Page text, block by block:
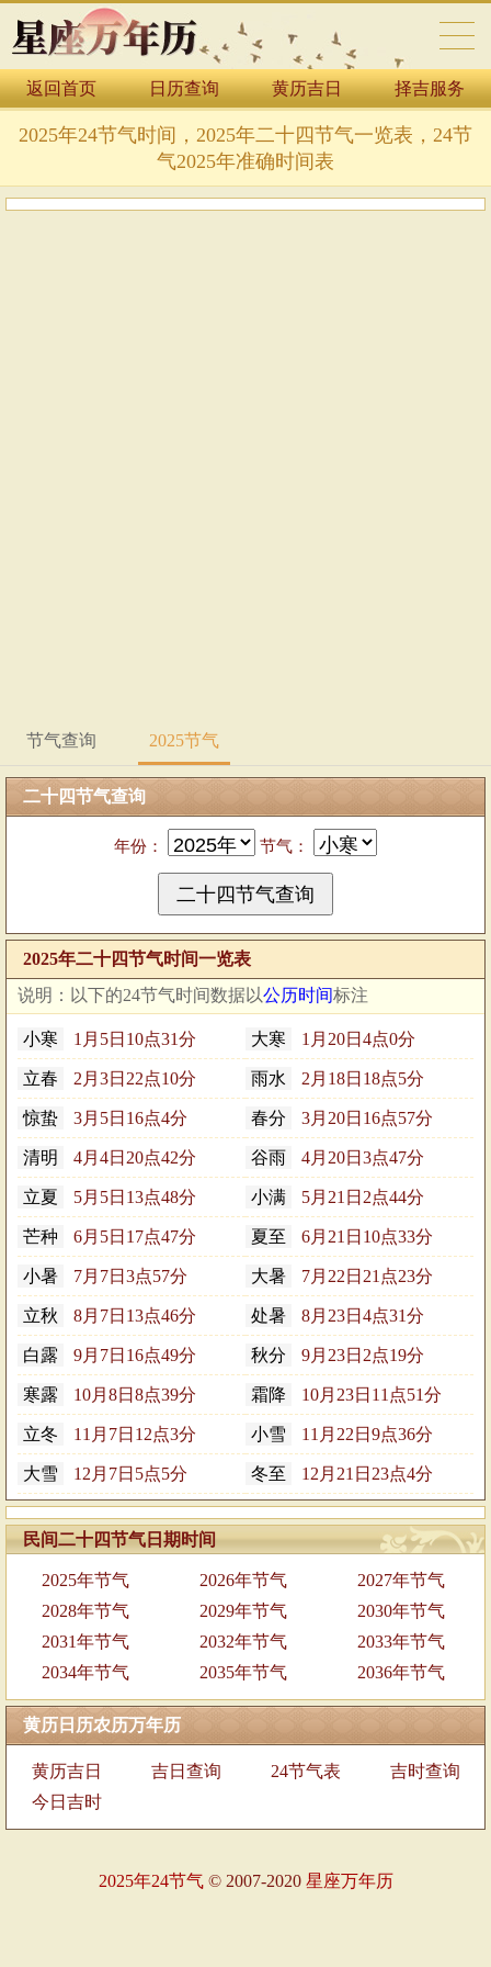
万年历表
返回首页 日历查询 黄历吉日 择吉服务
2025年24节气时间，2025年二十四节气一览表，24节
气2025年准确时间表
节气查询 2025节气
二十四节气查询
年份： 节气：
2025年二十四节气时间一览表
说明：以下的24节气时间数据以公历时间标注
小寒 1月5日10点31分 大寒 1月20日4点0分
立春 2月3日22点10分 雨水 2月18日18点5分
惊蛰 3月5日16点4分 春分 3月20日16点57分
清明 4月4日20点42分 谷雨 4月20日3点47分
立夏 5月5日13点48分 小满 5月21日2点44分
芒种 6月5日17点47分 夏至 6月21日10点33分
小暑 7月7日3点57分 大暑 7月22日21点23分
立秋 8月7日13点46分 处暑 8月23日4点31分
白露 9月7日16点49分 秋分 9月23日2点19分
寒露 10月8日8点39分 霜降 10月23日11点51分
立冬 11月7日12点3分 小雪 11月22日9点36分
大雪 12月7日5点5分 冬至 12月21日23点4分
民间二十四节气日期时间
2025年节气 2026年节气
2027年节气
2028年节气
2029年节气
2030年节气
2031年节气
2032年节气
2033年节气
2034年节气
2035年节气 2036年节气
黄历日历农历万年历
黄历吉日 吉日查询 24节气表
吉时查询
今日吉时
2025年24节气© 2007-2020 星座万年历